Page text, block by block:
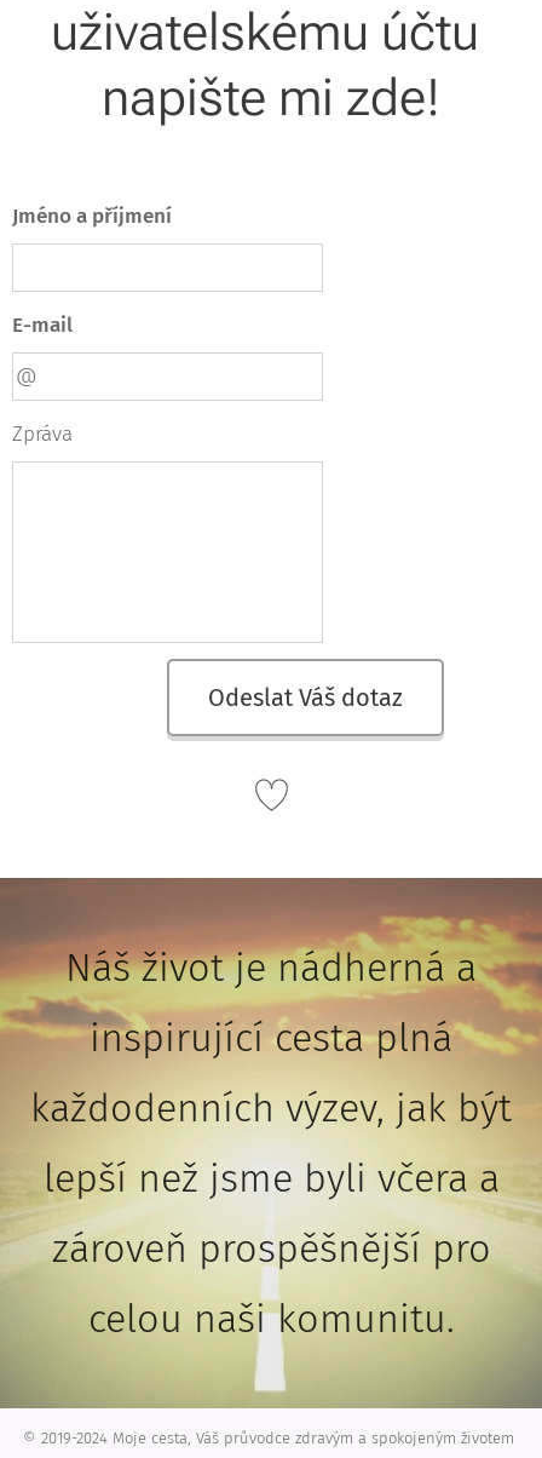
uživatelskému účtu
napište mi zde!
Jméno a příjmení
E-mail
Zpráva
Odeslat Váš dotaz
Náš život je nádherná a
inspirující cesta plná
každodenních výzev, jak být
lepší než jsme byli včera a
zároveň prospěšnější pro
celou naši komunitu.
© 2019-2024 Moje cesta, Váš průvodce zdravým a spokojeným životem